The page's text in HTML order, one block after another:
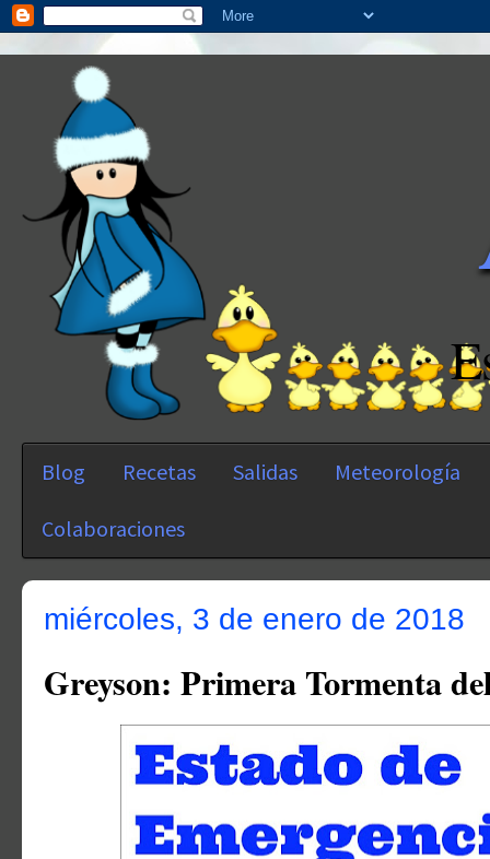
Blog Recetas Salidas Meteorología
Colaboraciones
miércoles, 3 de enero de 2018
Greyson: Primera Tormenta